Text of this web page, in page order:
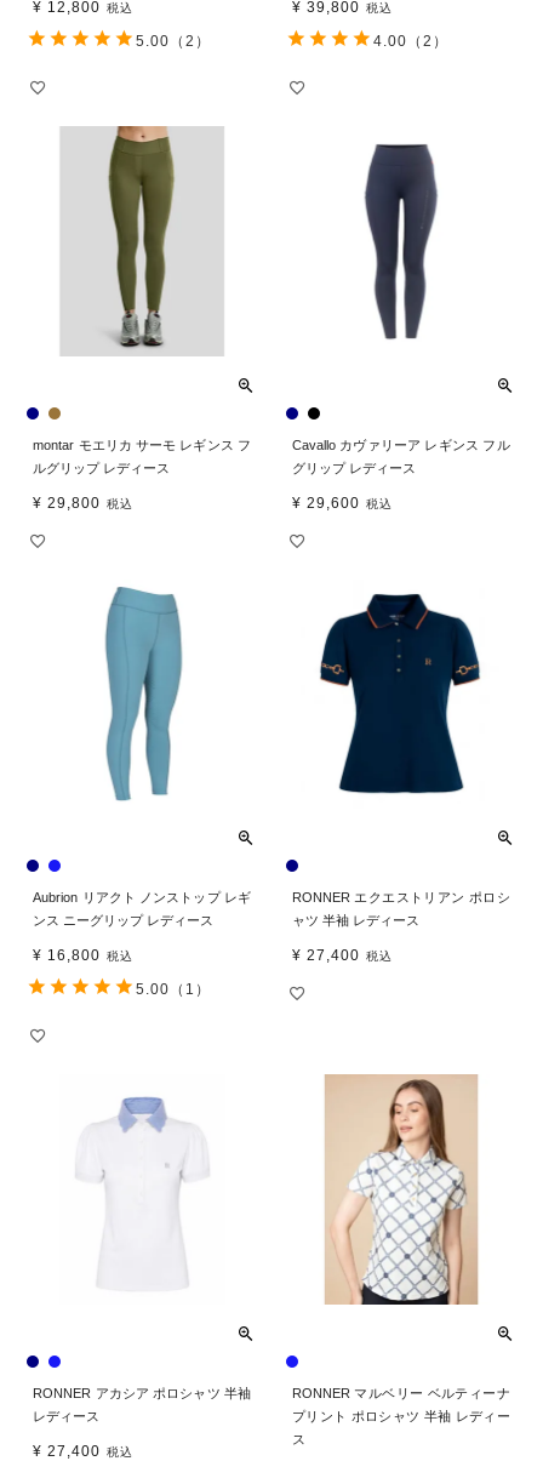
¥ 12,800 税込
5.00 （2）
¥ 39,800 税込
4.00 （2）
montar モエリカ サーモ レギンス フ
ルグリップ レディース
¥ 29,800 税込
Cavallo カヴァリーア レギンス フル
グリップ レディース
¥ 29,600 税込
Aubrion リアクト ノンストップ レギ
ンス ニーグリップ レディース
¥ 16,800 税込
5.00 （1）
RONNER エクエストリアン ポロシ
ャツ 半袖 レディース
¥ 27,400 税込
RONNER アカシア ポロシャツ 半袖
レディース
¥ 27,400 税込
RONNER マルベリー ベルティーナ
プリント ポロシャツ 半袖 レディー
ス